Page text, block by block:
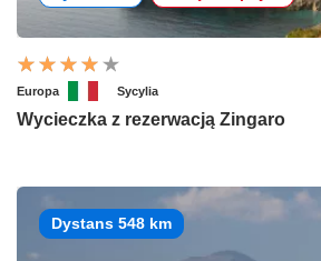
Europa Sycylia
Wycieczka z rezerwacją Zingaro
Dystans 548 km